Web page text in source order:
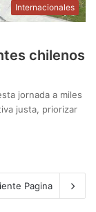
Internacionales
chilenos
jornada a miles
justa, priorizar
Pagina